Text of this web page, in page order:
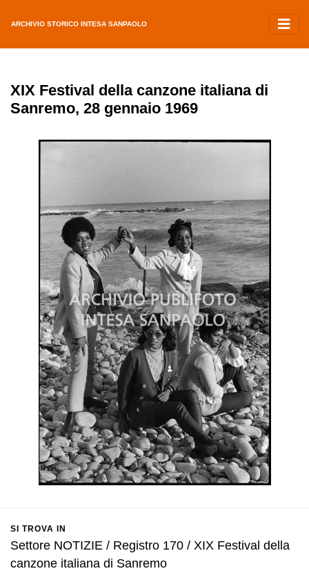
ARCHIVIO STORICO INTESA SANPAOLO
XIX Festival della canzone italiana di
Sanremo, 28 gennaio 1969
SI TROVA IN
Settore NOTIZIE / Registro 170 / XIX Festival della
canzone italiana di Sanremo